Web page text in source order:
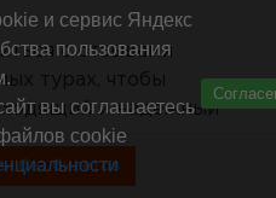
с отзывами
турах, чтобы
и надежный
без билетов
и сервис Яндекс
пользования
вы соглашаетесь
cookie